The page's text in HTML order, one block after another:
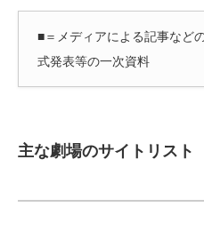
■＝メディアによる記事など
式発表等の一次資料
主な劇場のサイトリスト